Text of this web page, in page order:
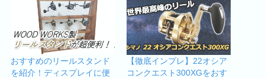
おすすめのリールスタンド
を紹介！ディスプレイに便
【徹底インプレ】22オシア
コンクエスト300XGをおす